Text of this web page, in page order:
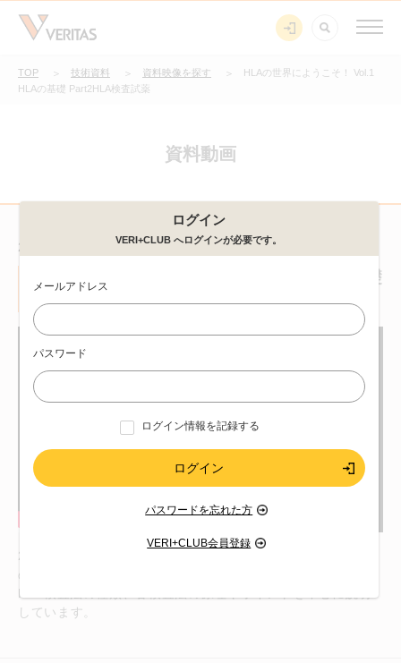
TOP 技術資料 資料映像を探す
HLAの世界にようこそ！ Vol.1
HLAの基礎 Part2HLA検査試薬
資料動画
2025/05/19
HLAの世界にようこそ！ Vol.1 HLAの基礎
Part2HLA検査試薬
移植・HLA・MHC Webiner
2025年4月に開催した「HLAの世界にようこそ！ Vol.1 HLA
の基礎 」Web講習会の2/2本です。
HLA検査法の種類、各検査法の原理やポイントを中心に説明
しています。
ログイン
VERI+CLUB へログインが必要です。
メールアドレス
パスワード
ログイン情報を記録する
パスワードを忘れた方
VERI+CLUB会員登録